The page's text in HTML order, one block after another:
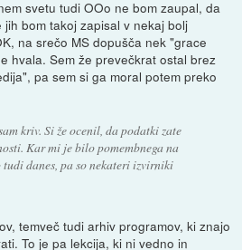
svetu tudi OOo ne bom zaupal, da
bom takoj zapisal v nekaj bolj
na srečo MS dopušča nek "grace
hvala. Sem že prevečkrat ostal brez
pa sem si ga moral potem preko
kriv. Si že ocenil, da podatki zate
Kar mi je bilo pomembnega na
danes, pa so nekateri izvirniki
temveč tudi arhiv programov, ki znajo
To je pa lekcija, ki ni vedno in